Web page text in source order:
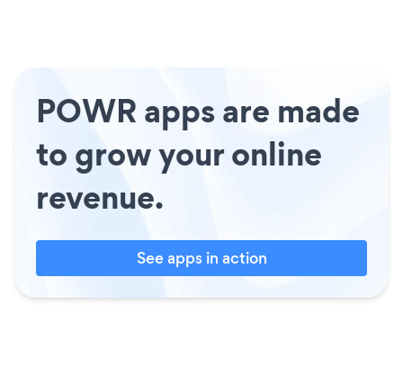
POWR apps are made
to grow your online
revenue.
See apps in action